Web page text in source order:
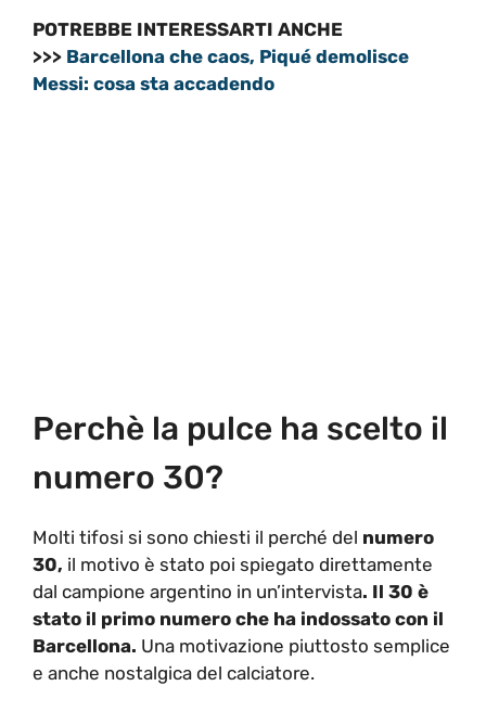
POTREBBE INTERESSARTI ANCHE
>>> Barcellona che caos, Piqué demolisce
Messi: cosa sta accadendo
Perchè la pulce ha scelto il
numero 30?
Molti tifosi si sono chiesti il perché del numero
30, il motivo è stato poi spiegato direttamente
dal campione argentino in un’intervista. Il 30 è
stato il primo numero che ha indossato con il
Barcellona. Una motivazione piuttosto semplice
e anche nostalgica del calciatore.